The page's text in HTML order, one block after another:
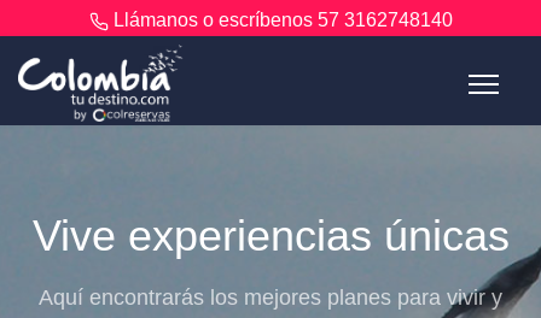
Llámanos o escríbenos 57 3162748140
Vive experiencias únicas
Aquí encontrarás los mejores planes para vivir y